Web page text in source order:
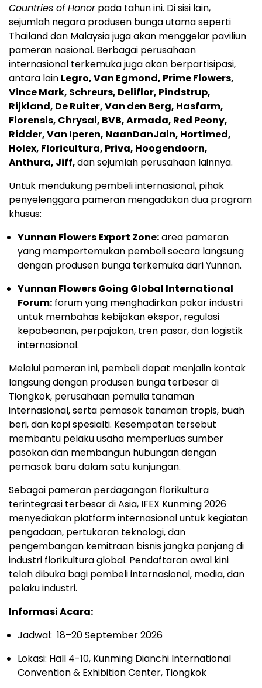
Countries of Honorpada tahun ini. Di sisi lain,
sejumlah negara produsen bunga utama seperti
Thailand dan Malaysia juga akan menggelar paviliun
pameran nasional. Berbagai perusahaan
internasional terkemuka juga akan berpartisipasi,
antara lain Legro, Van Egmond, Prime Flowers,
Vince Mark, Schreurs, Deliflor, Pindstrup,
Rijkland, De Ruiter, Van den Berg, Hasfarm,
Florensis, Chrysal, BVB, Armada, Red Peony,
Ridder, Van Iperen, NaanDanJain, Hortimed,
Holex, Floricultura, Priva, Hoogendoorn,
Anthura, Jiff,dan sejumlah perusahaan lainnya.
Untuk mendukung pembeli internasional, pihak
penyelenggara pameran mengadakan dua program
khusus:
Yunnan Flowers Export Zone:area pameran
yang mempertemukan pembeli secara langsung
dengan produsen bunga terkemuka dari Yunnan.
Yunnan Flowers Going Global International
Forum: forum yang menghadirkan pakar industri
untuk membahas kebijakan ekspor, regulasi
kepabeanan, perpajakan, tren pasar, dan logistik
internasional.
Melalui pameran ini, pembeli dapat menjalin kontak
langsung dengan produsen bunga terbesar di
Tiongkok, perusahaan pemulia tanaman
internasional, serta pemasok tanaman tropis, buah
beri, dan kopi spesialti. Kesempatan tersebut
membantu pelaku usaha memperluas sumber
pasokan dan membangun hubungan dengan
pemasok baru dalam satu kunjungan.
Sebagai pameran perdagangan florikultura
terintegrasi terbesar di Asia, IFEX Kunming 2026
menyediakan platform internasional untuk kegiatan
pengadaan, pertukaran teknologi, dan
pengembangan kemitraan bisnis jangka panjang di
industri florikultura global. Pendaftaran awal kini
telah dibuka bagi pembeli internasional, media, dan
pelaku industri.
Informasi Acara:
Jadwal: 18–20 September 2026
Lokasi: Hall 4-10, Kunming Dianchi International
Convention & Exhibition Center, Tiongkok